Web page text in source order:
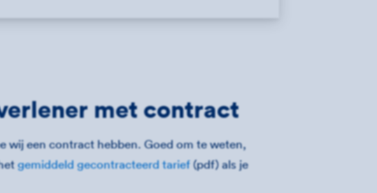
met contract
wij een contract hebben. Goed om te weten,
gemiddeld gecontracteerd tarief(pdf) als je